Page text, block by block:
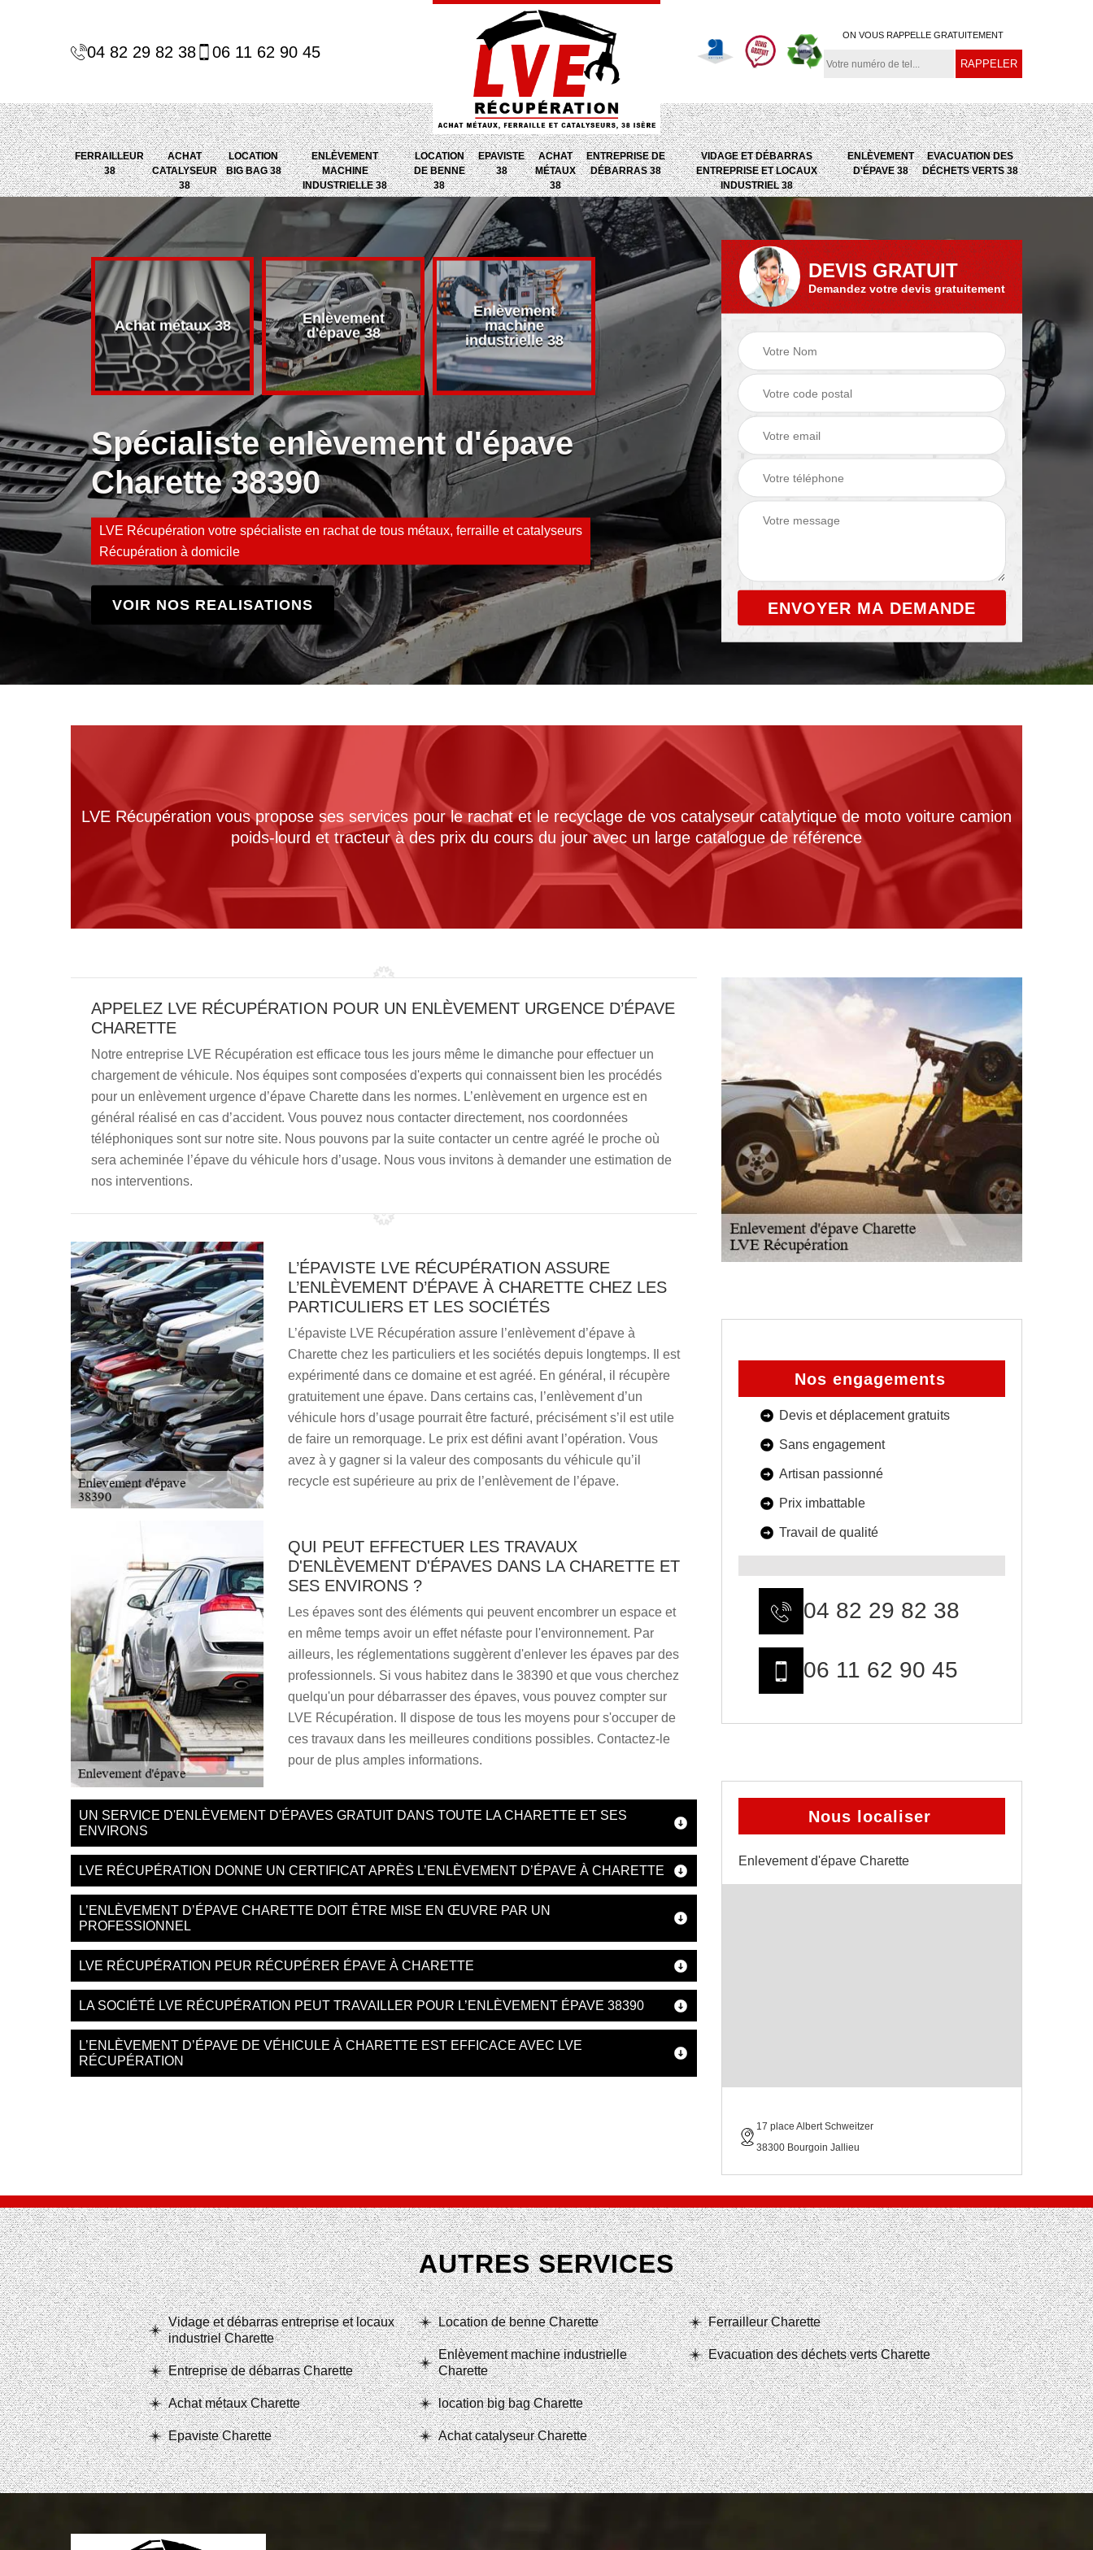
04 82 29 82 38 06 11 62 90 45
ON VOUS RAPPELLE GRATUITEMENT
FERRAILLEUR
38
ACHAT
CATALYSEUR
38
LOCATION
BIG BAG 38
ENLÈVEMENT
MACHINE
INDUSTRIELLE 38
LOCATION
DE BENNE
38
EPAVISTE
38
ACHAT
MÉTAUX
38
ENTREPRISE DE
DÉBARRAS 38
VIDAGE ET DÉBARRAS
ENTREPRISE ET LOCAUX
INDUSTRIEL 38
ENLÈVEMENT
D'ÉPAVE 38
EVACUATION DES
DÉCHETS VERTS 38
38 Achat métaux 38
Enlèvement
d'épave 38
Enlèvement
machine
industrielle 38
Entreprise de
débarras 38
Evacuation des
déchets verts 38
Spécialiste enlèvement d'épave
Charette 38390
LVE Récupération votre spécialiste en rachat de tous métaux, ferraille et catalyseurs
Récupération à domicile
VOIR NOS REALISATIONS
DEVIS GRATUIT
Demandez votre devis gratuitement
LVE Récupération vous propose ses services pour le rachat et le recyclage de vos catalyseur catalytique de moto voiture camion
poids-lourd et tracteur à des prix du cours du jour avec un large catalogue de référence
APPELEZ LVE RÉCUPÉRATION POUR UN ENLÈVEMENT URGENCE D’ÉPAVE
CHARETTE
Notre entreprise LVE Récupération est efficace tous les jours même le dimanche pour effectuer un
chargement de véhicule. Nos équipes sont composées d'experts qui connaissent bien les procédés
pour un enlèvement urgence d’épave Charette dans les normes. L’enlèvement en urgence est en
général réalisé en cas d’accident. Vous pouvez nous contacter directement, nos coordonnées
téléphoniques sont sur notre site. Nous pouvons par la suite contacter un centre agréé le proche où
sera acheminée l’épave du véhicule hors d’usage. Nous vous invitons à demander une estimation de
nos interventions.
L’ÉPAVISTE LVE RÉCUPÉRATION ASSURE
L’ENLÈVEMENT D’ÉPAVE À CHARETTE CHEZ LES
PARTICULIERS ET LES SOCIÉTÉS
L’épaviste LVE Récupération assure l’enlèvement d’épave à
Charette chez les particuliers et les sociétés depuis longtemps. Il est
expérimenté dans ce domaine et est agréé. En général, il récupère
gratuitement une épave. Dans certains cas, l’enlèvement d’un
véhicule hors d’usage pourrait être facturé, précisément s’il est utile
de faire un remorquage. Le prix est défini avant l’opération. Vous
avez à y gagner si la valeur des composants du véhicule qu’il
recycle est supérieure au prix de l’enlèvement de l’épave.
QUI PEUT EFFECTUER LES TRAVAUX
D'ENLÈVEMENT D'ÉPAVES DANS LA CHARETTE ET
SES ENVIRONS ?
Les épaves sont des éléments qui peuvent encombrer un espace et
en même temps avoir un effet néfaste pour l'environnement. Par
ailleurs, les réglementations suggèrent d'enlever les épaves par des
professionnels. Si vous habitez dans le 38390 et que vous cherchez
quelqu'un pour débarrasser des épaves, vous pouvez compter sur
LVE Récupération. Il dispose de tous les moyens pour s'occuper de
ces travaux dans les meilleures conditions possibles. Contactez-le
pour de plus amples informations.
UN SERVICE D'ENLÈVEMENT D'ÉPAVES GRATUIT DANS TOUTE LA CHARETTE ET SES
ENVIRONS
LVE RÉCUPÉRATION DONNE UN CERTIFICAT APRÈS L’ENLÈVEMENT D’ÉPAVE À CHARETTE
L’ENLÈVEMENT D’ÉPAVE CHARETTE DOIT ÊTRE MISE EN ŒUVRE PAR UN
PROFESSIONNEL
LVE RÉCUPÉRATION PEUR RÉCUPÉRER ÉPAVE À CHARETTE
LA SOCIÉTÉ LVE RÉCUPÉRATION PEUT TRAVAILLER POUR L’ENLÈVEMENT ÉPAVE 38390
L’ENLÈVEMENT D’ÉPAVE DE VÉHICULE À CHARETTE EST EFFICACE AVEC LVE
RÉCUPÉRATION
Nos engagements
Devis et déplacement gratuits
Sans engagement
Artisan passionné
Prix imbattable
Travail de qualité
04 82 29 82 38
06 11 62 90 45
Nous localiser
Enlevement d'épave Charette
17 place Albert Schweitzer
38300 Bourgoin Jallieu
AUTRES SERVICES
Vidage et débarras entreprise et locaux
industriel Charette
Entreprise de débarras Charette
Achat métaux Charette
Epaviste Charette
Location de benne Charette
Enlèvement machine industrielle
Charette
location big bag Charette
Achat catalyseur Charette
Ferrailleur Charette
Evacuation des déchets verts Charette